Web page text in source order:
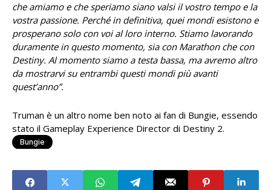
che amiamo e che speriamo siano valsi il vostro tempo e la
vostra passione. Perché in definitiva, quei mondi esistono e
prosperano solo con voi al loro interno. Stiamo lavorando
duramente in questo momento, sia con Marathon che con
Destiny. Al momento siamo a testa bassa, ma avremo altro
da mostrarvi su entrambi questi mondi più avanti
quest’anno”.
Truman è un altro nome ben noto ai fan di Bungie, essendo
stato il Gameplay Experience Director di Destiny 2.
Bungie